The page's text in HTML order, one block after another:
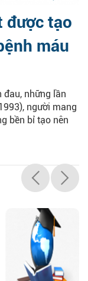
được tạo
máu
đau, những lần
người mang
bền bỉ tạo nên